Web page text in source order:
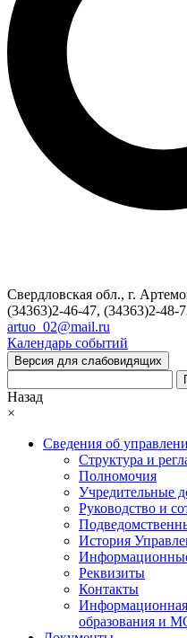
Свердловская обл., г.
(34363)2-46-47, (34363)2-48-
artuo_02@mail.ru
Календарь событий
Версия для слабовидящих
Назад
×
Сведения об
Структура и
Полномочия
Учредительные
Руководство и
История
Реквизиты
Контакты
образования и